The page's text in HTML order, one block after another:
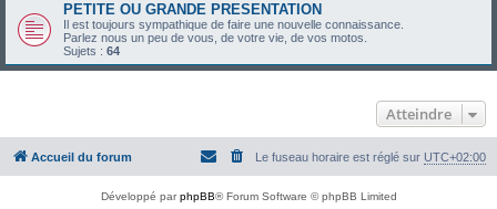
PETITE OU GRANDE PRESENTATION
Il est toujours sympathique de faire une nouvelle connaissance.
Parlez nous un peu de vous, de votre vie, de vos motos.
Sujets : 64
Atteindre
Accueil du forum Le fuseau horaire est réglé sur UTC+02:00
Développé parphpBB® Forum Software © phpBB Limited